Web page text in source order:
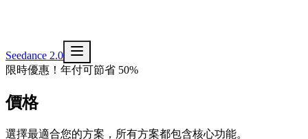
Seedance 2.0
限時優惠！年付可節省 50%
價格
選擇最適合您的方案，所有方案都包含核心功能。